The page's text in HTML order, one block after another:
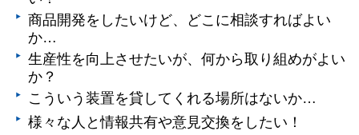
商品開発をしたいけど、どこに相談すればよい
か…
生産性を向上させたいが、何から取り組めがよい
か？
こういう装置を貸してくれる場所はないか…
様々な人と情報共有や意見交換をしたい！